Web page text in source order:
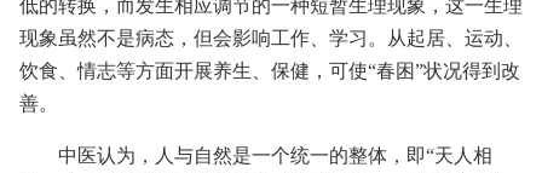
低的转换，而发生相应调节的一种短暂生理现象，这一生理
现象虽然不是病态，但会影响工作、学习。从起居、运动、
饮食、情志等方面开展养生、保健，可使“春困”状况得到改
善。
中医认为，人与自然是一个统一的整体，即“天人相